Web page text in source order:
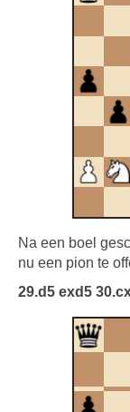
Na een boel
nu een pion te
29.d5 exd5